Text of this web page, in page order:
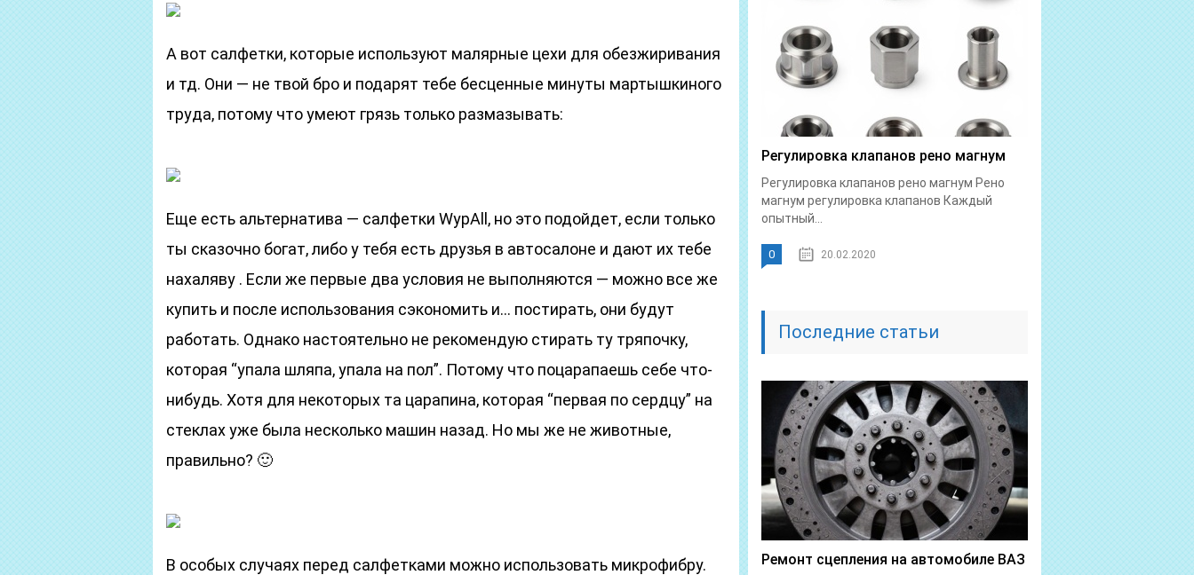
А вот салфетки, которые используют малярные цехи для обезжиривания
и тд. Они — не твой бро и подарят тебе бесценные минуты мартышкиного
труда, потому что умеют грязь только размазывать:
Еще есть альтернатива — салфетки WypAll, но это подойдет, если только
ты сказочно богат, либо у тебя есть друзья в автосалоне и дают их тебе
нахаляву . Если же первые два условия не выполняются — можно все же
купить и после использования сэкономить и… постирать, они будут
работать. Однако настоятельно не рекомендую стирать ту тряпочку,
которая “упала шляпа, упала на пол”. Потому что поцарапаешь себе что-
нибудь. Хотя для некоторых та царапина, которая “первая по сердцу” на
стеклах уже была несколько машин назад. Но мы же не животные,
правильно? 🙂
В особых случаях перед салфетками можно использовать микрофибру.
Регулировка клапанов рено магнум
Регулировка клапанов рено магнум Рено
магнум регулировка клапанов Каждый
опытный...
0 20.02.2020
Последние статьи
Ремонт сцепления на автомобиле ВАЗ